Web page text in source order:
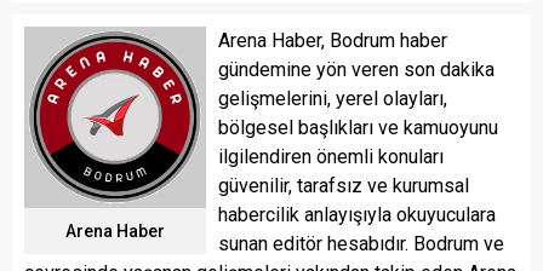
Arena Haber
Arena Haber, Bodrum haber
gündemine yön veren son dakika
gelişmelerini, yerel olayları,
bölgesel başlıkları ve kamuoyunu
ilgilendiren önemli konuları
güvenilir, tarafsız ve kurumsal
habercilik anlayışıyla okuyuculara
sunan editör hesabıdır. Bodrum ve